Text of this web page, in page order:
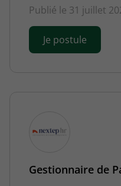
Publié le 31 juillet
Je postule
Gestionnaire de